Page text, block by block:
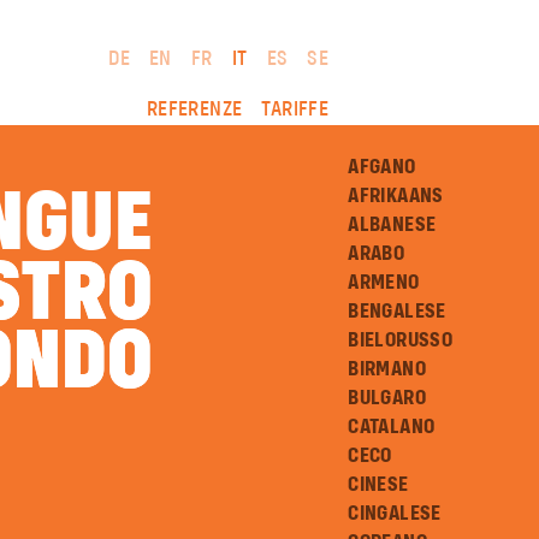
DE EN FR IT ES SE
REFERENZE TARIFFE
AFGANO
AFRIKAANS
ALBANESE
ARABO
ARMENO
BENGALESE
BIELORUSSO
BIRMANO
BULGARO
CATALANO
CECO
CINESE
CINGALESE